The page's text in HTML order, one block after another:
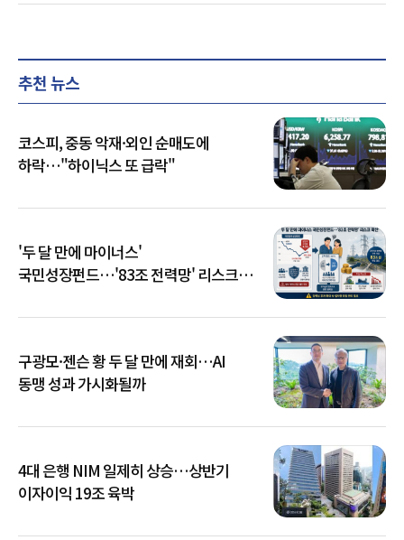
추천 뉴스
코스피, 중동 악재·외인 순매도에
하락…"하이닉스 또 급락"
'두 달 만에 마이너스'
국민성장펀드…'83조 전력망' 리스크
구광모·젠슨 황 두 달 만에 재회…AI
동맹 성과 가시화될까
4대 은행 NIM 일제히 상승…상반기
이자이익 19조 육박